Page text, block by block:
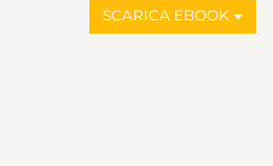
SCARICA EBOOK